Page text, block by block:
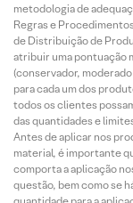
metodologia de
Regras e
de Distribuição de
atribuir uma pontuação
(conservador,
para cada um dos
todos os clientes
das quantidades e
Antes de aplicar nos
material, é importante
comporta a aplicação
questão, bem como se